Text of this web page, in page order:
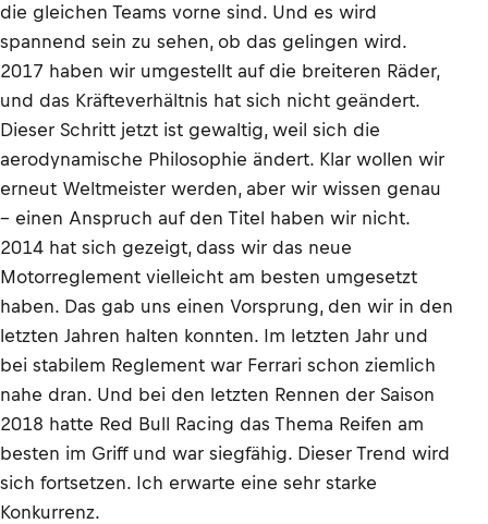
die gleichen Teams vorne sind. Und es wird
spannend sein zu sehen, ob das gelingen wird.
2017 haben wir umgestellt auf die breiteren Räder,
und das Kräfteverhältnis hat sich nicht geändert.
Dieser Schritt jetzt ist gewaltig, weil sich die
aerodynamische Philosophie ändert. Klar wollen wir
erneut Weltmeister werden, aber wir wissen genau
– einen Anspruch auf den Titel haben wir nicht.
2014 hat sich gezeigt, dass wir das neue
Motorreglement vielleicht am besten umgesetzt
haben. Das gab uns einen Vorsprung, den wir in den
letzten Jahren halten konnten. Im letzten Jahr und
bei stabilem Reglement war Ferrari schon ziemlich
nahe dran. Und bei den letzten Rennen der Saison
2018 hatte Red Bull Racing das Thema Reifen am
besten im Griff und war siegfähig. Dieser Trend wird
sich fortsetzen. Ich erwarte eine sehr starke
Konkurrenz.